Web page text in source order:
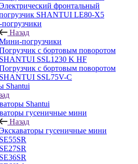
фронтальный
SHANTUI LE80-X5
Назад
погрузчики
с бортовым поворотом
SHANTUI SSL1230 K HF
с бортовым поворотом
SHANTUI SSL75V-C
Shantui
Shantui
гусеничные мини
Назад
гусеничные мини
SE55SR
SE27SR
SE36SR